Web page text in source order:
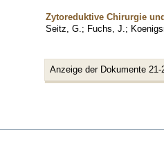
Zytoreduktive Chirurgie
Seitz, G. ; Fuchs, J. ;
Anzeige der Dokumente 21-